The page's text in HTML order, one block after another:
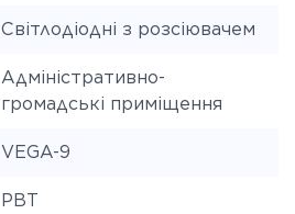
Світлодіодні з розсіювачем
Адміністративно-
громадські приміщення
VEGA-9
PBT